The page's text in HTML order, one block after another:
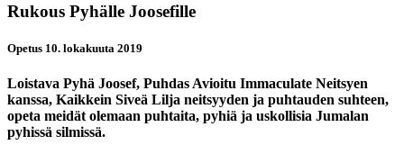
Rukous Pyhälle Joosefille
Opetus 10. lokakuuta 2019
Loistava Pyhä Joosef, Puhdas Avioitu Immaculate Neitsyen
kanssa, Kaikkein Siveä Lilja neitsyyden ja puhtauden suhteen,
opeta meidät olemaan puhtaita, pyhiä ja uskollisia Jumalan
pyhissä silmissä.